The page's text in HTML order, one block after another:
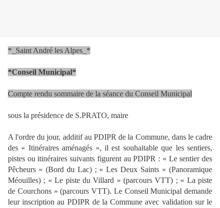
*_Saint André les Alpes_*
*Conseil Municipal*
Compte rendu sommaire de la séance du Conseil Municipal
sous la présidence de S.PRATO, maire
A l'ordre du jour, additif au PDIPR de la Commune, dans le cadre
des « Itinéraires aménagés », il est souhaitable que les sentiers,
pistes ou itinéraires suivants figurent au PDIPR : « Le sentier des
Pêcheurs » (Bord du Lac) ; « Les Deux Saints » (Panoramique
Méouilles) ; « Le piste du Villard » (parcours VTT) ; « La piste
de Courchons » (parcours VTT). Le Conseil Municipal demande
leur inscription au PDIPR de la Commune avec validation sur le